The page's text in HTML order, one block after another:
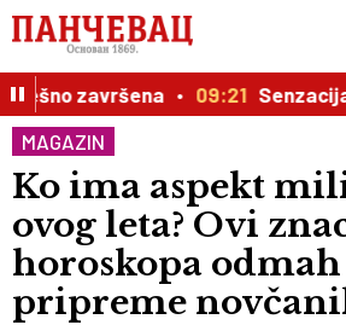
završena 09:21 Senzacija u
MAGAZIN
Ko ima aspekt
ovog leta? Ovi
horoskopa
pripreme